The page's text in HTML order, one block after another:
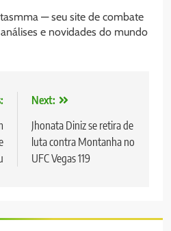
— seu site de combate
e novidades do mundo
Next:
Jhonata Diniz se retira de
luta contra Montanha no
UFC Vegas 119